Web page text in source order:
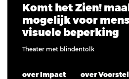
Komt het Zien!
mogelijk voor
visuele beperking
Theater met blindentolk
over Impact over